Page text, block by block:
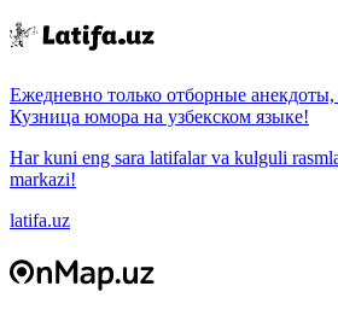
Ежедневно только отборные
Кузница юмора на узбекском языке!
Har kuni eng sara latifalar va kulguli
markazi!
latifa.uz